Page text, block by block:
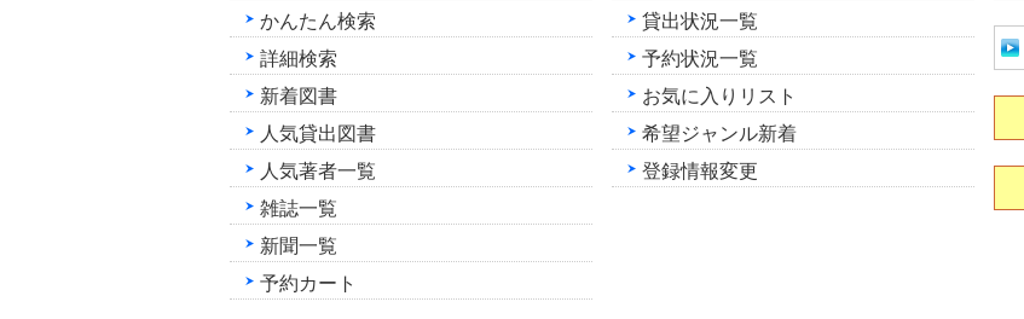
かんたん検索
詳細検索
新着図書
人気貸出図書
人気著者一覧
雑誌一覧
新聞一覧
予約カート
貸出状況一覧
予約状況一覧
お気に入りリスト
希望ジャンル新着
登録情報変更